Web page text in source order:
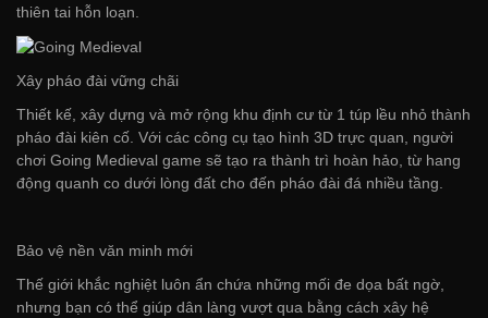
thiên tai hỗn loạn.
Xây pháo đài vững chãi
Thiết kế, xây dựng và mở rộng khu định cư từ 1 túp lều nhỏ thành
pháo đài kiên cố. Với các công cụ tạo hình 3D trực quan, người
chơi Going Medieval game sẽ tạo ra thành trì hoàn hảo, từ hang
động quanh co dưới lòng đất cho đến pháo đài đá nhiều tầng.
Bảo vệ nền văn minh mới
Thế giới khắc nghiệt luôn ẩn chứa những mối đe dọa bất ngờ,
nhưng bạn có thể giúp dân làng vượt qua bằng cách xây hệ